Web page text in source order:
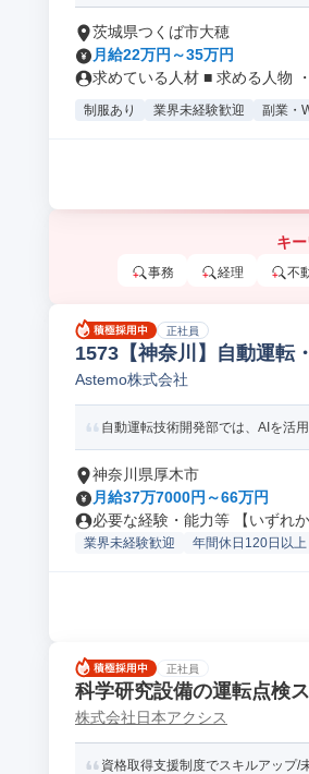
茨城県つくば市大穂
月給22万円～35万円
求めている人材 ■ 求める人物
制服あり 業界未経験歓迎 副業・
キ
事務 経理 不
正社員
1573【神奈川】自動運転
その他組込/制御設計/開発
Astemo株式会社
自動運転技術開発部では、AIを活
神奈川県厚木市
月給37万7000円～66万円
必要な経験・能力等 【いずれ
業界未経験歓迎 年間休日120日以上
正社員
科学研究設備の運転点検
株式会社日本アクシス
資格取得支援制度でスキルアップ/